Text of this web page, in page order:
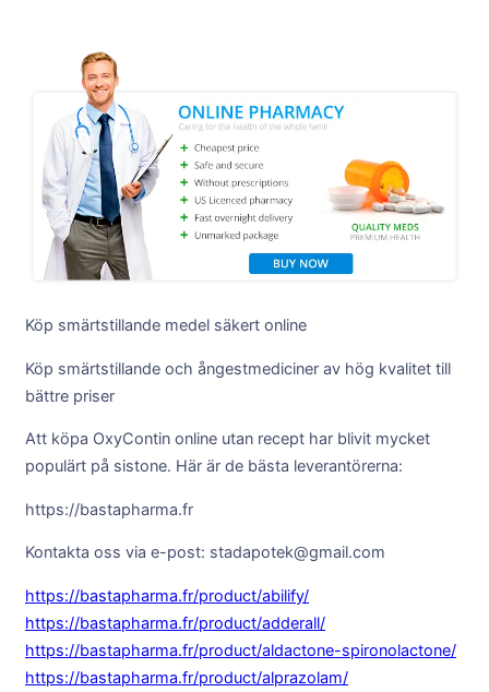
Köp smärtstillande medel säkert online
Köp smärtstillande och ångestmediciner av hög kvalitet till
bättre priser
Att köpa OxyContin online utan recept har blivit mycket
populärt på sistone. Här är de bästa leverantörerna:
https://bastapharma.fr
Kontakta oss via e-post: stadapotek@gmail.com
https://bastapharma.fr/product/abilify/
https://bastapharma.fr/product/adderall/
https://bastapharma.fr/product/aldactone-spironolactone/
https://bastapharma.fr/product/alprazolam/